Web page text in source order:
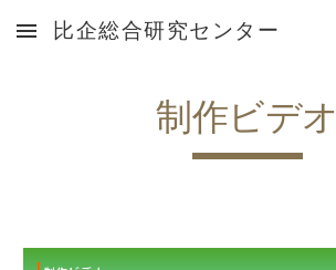
Skip to main content
比企総合研究センター
制作ビデオ